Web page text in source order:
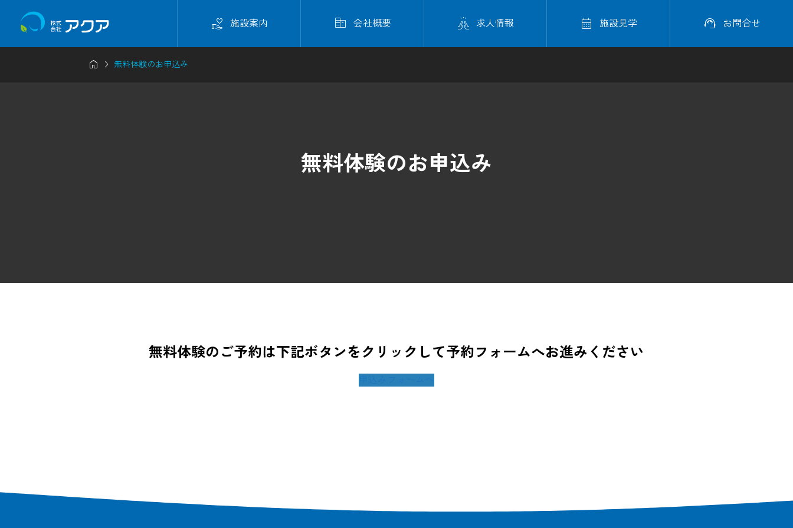
 施設案内  会社概要  求人情報  施設見学  お問合せ
  無料体験のお申込み
無料体験のお申込み
無料体験のご予約は下記ボタンをクリックして予約フォームへお進みください